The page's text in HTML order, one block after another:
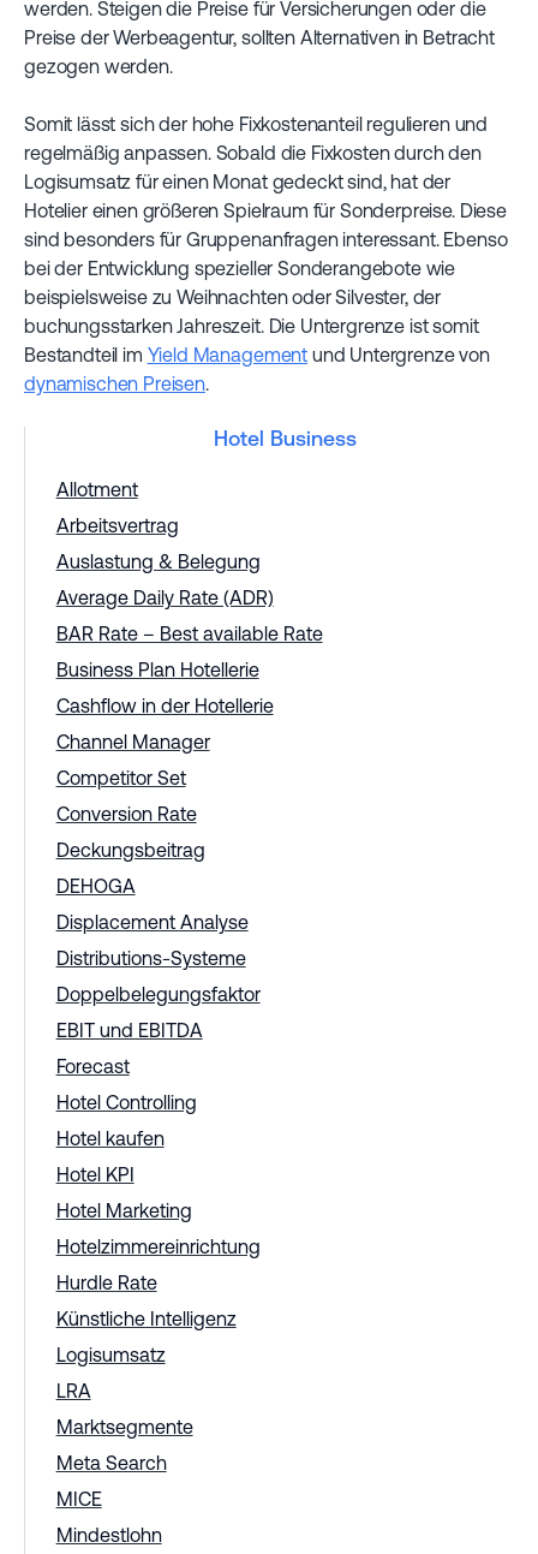
werden. Steigen die Preise für Versicherungen oder die
Preise der Werbeagentur, sollten Alternativen in Betracht
gezogen werden.
Somit lässt sich der hohe Fixkostenanteil regulieren und
regelmäßig anpassen. Sobald die Fixkosten durch den
Logisumsatz für einen Monat gedeckt sind, hat der
Hotelier einen größeren Spielraum für Sonderpreise. Diese
sind besonders für Gruppenanfragen interessant. Ebenso
bei der Entwicklung spezieller Sonderangebote wie
beispielsweise zu Weihnachten oder Silvester, der
buchungsstarken Jahreszeit. Die Untergrenze ist somit
Bestandteil im Yield Management und Untergrenze von
dynamischen Preisen.
Hotel Business
Allotment
Arbeitsvertrag
Auslastung & Belegung
Average Daily Rate (ADR)
BAR Rate – Best available Rate
Business Plan Hotellerie
Cashflow in der Hotellerie
Channel Manager
Competitor Set
Conversion Rate
Deckungsbeitrag
DEHOGA
Displacement Analyse
Distributions-Systeme
Doppelbelegungsfaktor
EBIT und EBITDA
Forecast
Hotel Controlling
Hotel kaufen
Hotel KPI
Hotel Marketing
Hotelzimmereinrichtung
Hurdle Rate
Künstliche Intelligenz
Logisumsatz
LRA
Marktsegmente
Meta Search
MICE
Mindestlohn